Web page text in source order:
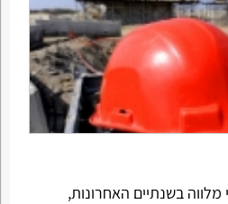
בשנתיים האחרונות,